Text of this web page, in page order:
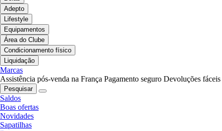
Adepto
Lifestyle
Equipamentos
Área do Clube
Condicionamento físico
Liquidação
Marcas
Assistência pós-venda na França Pagamento seguro Devoluções fáceis
Pesquisar
Saldos
Boas ofertas
Novidades
Sapatilhas